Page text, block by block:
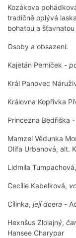
Kozákova
tradičně oplývá
bohatou a
Osoby a obsazení:
Kajetán Perníček -
Král Panovec
Královna Kopřivka
Princezna Bedřiška
Mamzel Vědunka
Olifa Urbanová, alt.
Lidmila Tumpachová,
Cecílie Kabelková,
Cílinka, její dcera -
Hexnšus Zlolajný,
Hansee Charypar